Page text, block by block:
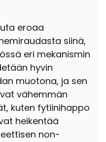
eroaa
siinä,
eri mekanismin
hyvin
muotona, ja sen
vähemmän
kuten fytiinihappo
heikentää
non-